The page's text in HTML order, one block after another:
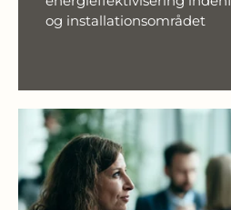
og installationsområdet